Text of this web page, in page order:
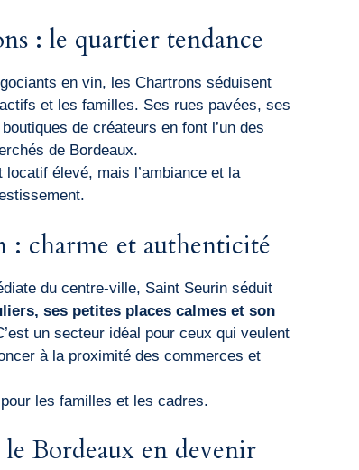
: le quartier tendance
en vin, les Chartrons séduisent
et les familles. Ses rues pavées, ses
de créateurs en font l’un des
de Bordeaux.
élevé, mais l’ambiance et la
: charme et authenticité
du centre-ville, Saint Seurin séduit
ses petites places calmes et son
un secteur idéal pour ceux qui veulent
à la proximité des commerces et
les familles et les cadres.
Bordeaux en devenir